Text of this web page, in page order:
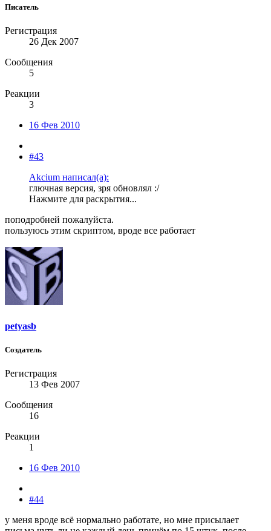
Писатель
Регистрация
26 Дек 2007
Сообщения
5
Реакции
3
16 Фев 2010
#43
Akcium написал(а):
глючная версия, зря обновлял :/
Нажмите для раскрытия...
поподробней пожалуйста.
пользуюсь этим скриптом, вроде все работает
petyasb
Создатель
Регистрация
13 Фев 2007
Сообщения
16
Реакции
1
16 Фев 2010
#44
у меня вроде всё нормально работате, но мне присылает